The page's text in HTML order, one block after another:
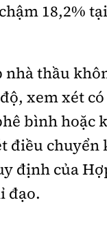
18,2%
thầu
xem xét
bình hoặc
điều chuyển
định của
đạo.